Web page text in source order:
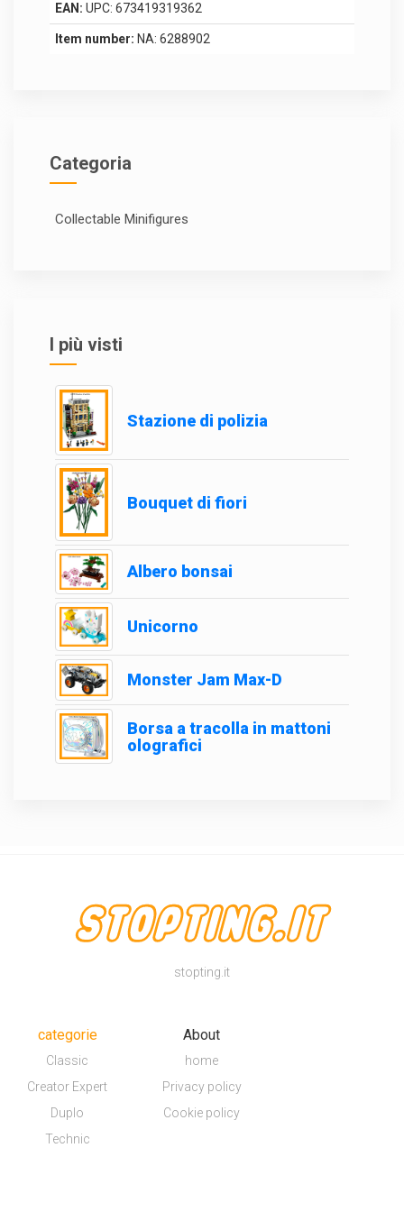
EAN: UPC: 673419319362
Item number: NA: 6288902
Categoria
Collectable Minifigures
I più visti
Stazione di polizia
Bouquet di fiori
Albero bonsai
Unicorno
Monster Jam Max-D
Borsa a tracolla in mattoni
olografici
stopting.it
categorie
Classic
Creator Expert
Duplo
Technic
About
home
Privacy policy
Cookie policy